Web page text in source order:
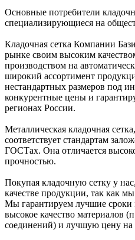
Основные потребители
специализирующиеся на
Кладочная сетка Компании
рынке своим высоким
производством на
широкий ассортимент
нестандартных размеров под
конкурентные цены и
регионах России.
Металлическая кладочная
соответствует стандартам
ГОСТах. Она отличается
прочностью.
Покупая кладочную сетку у
качестве продукции, так как
Мы гарантируем лучшие сроки
высокое качество материалов
соединений) и лучшую цену на